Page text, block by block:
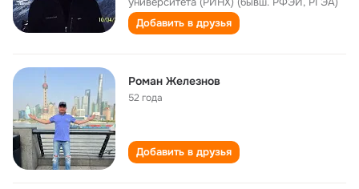
Добавить в друзья
Роман Железнов
52 года
Добавить в друзья